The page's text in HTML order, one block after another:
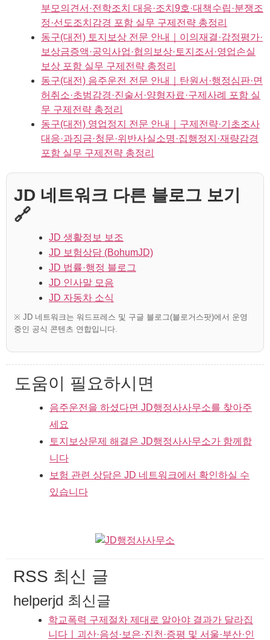
부모의견서·전학조치 대응·조치9호·대책수립·분쟁조
정·선도조치감경 포함 실무 구제전략 총정리
동구(대전) 토지보상 전문 안내｜이의재결·감정평가·
보상금증액·공익사업·협의보상·토지조서·영업손실
보상 포함 실무 구제전략 총정리
동구(대전) 음주운전 전문 안내｜탄원서·행정심판·면
허취소·초범감경·진술서·양형자료·구제사례 포함 실
무 구제전략 총정리
동구(대전) 영업정지 전문 안내｜구제전략·기초조사
대응·과징금·청문·위반사실소명·집행정지·재량감경
포함 실무 구제전략 총정리
JD 네트워크 다른 블로그 보기
🔗
JD 생활정보 보조
JD 보험상담 (BohumJD)
JD 법률·행정 블로그
JD 인사말 모음
JD 자동차 소식
※ JD 네트워크는 워드프레스 및 구글 블로그(블로거스팟)에서 운영
중인 공식 콘텐츠 연합입니다.
도움이 필요하시면
음주운전을 하셨다면 JD행정사사무소를 찾아주
세요
토지보상문제 해결은 JD행정사사무소가 함께합
니다
보험 관련 상담은 JD 네트워크에서 확인하실 수
있습니다
RSS 최신 글
helperjd 최신글
학교폭력 구제절차 제대로 알아야 결과가 달라집
니다ㅣ괴산·음성·보은·진천·증평 및 서울·부산·인